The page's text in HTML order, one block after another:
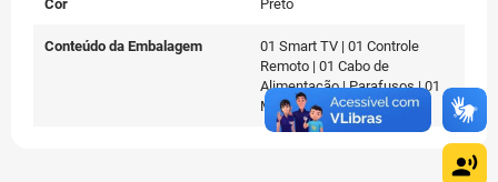
Cor Preto
Conteúdo da Embalagem
01 Smart TV | 01 Controle
Remoto | 01 Cabo de
Alimentação | Parafusos | 01
Manual de Instruções